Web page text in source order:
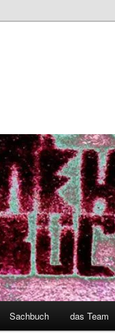
Sachbuch das Team